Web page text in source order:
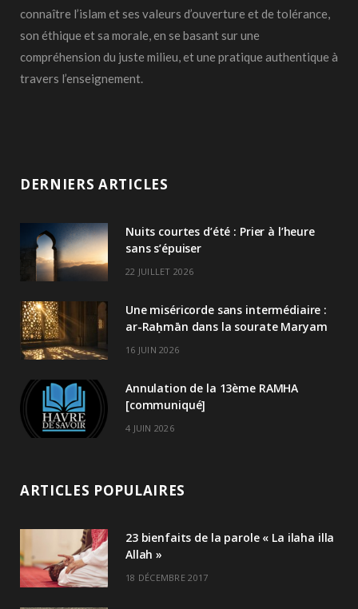
connaître l’islam et ses valeurs d’ouverture et de tolérance,
son éthique et sa morale, en se basant sur une
compréhension du juste milieu, et une pratique authentique à
travers l’enseignement.
DERNIERS ARTICLES
Nuits courtes d’été : Prier à l’heure
sans s’épuiser
22 JUILLET 2026
Une miséricorde sans intermédiaire :
ar-Raḥmān dans la sourate Maryam
16 JUIN 2026
Annulation de la 13ème RAMHA
[communiqué]
4 JUIN 2026
ARTICLES POPULAIRES
23 bienfaits de la parole « La ilaha illa
Allah »
18 DÉCEMBRE 2017